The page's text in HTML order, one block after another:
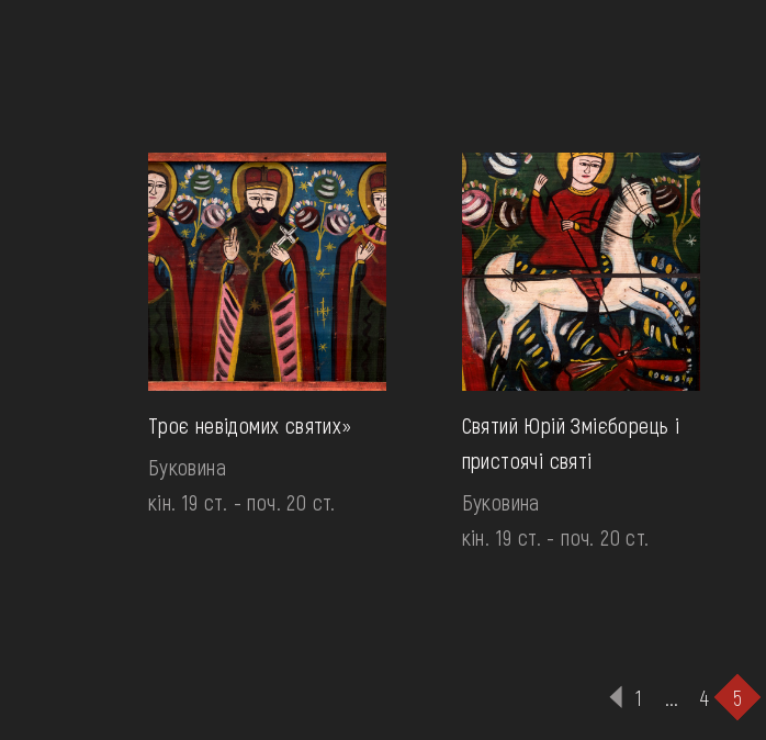
Троє невідомих святих»
Буковина
кін. 19 ст. - поч. 20 ст.
Святий Юрій Змієборець і
пристоячі святі
Буковина
кін. 19 ст. - поч. 20 ст.
1 4 5